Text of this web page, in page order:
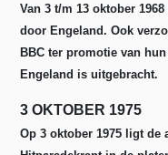
Van 3 t/m 13 oktober
door Engeland. Ook
BBC ter promotie van
Engeland is uitgebracht.
3 OKTOBER 1975
Op 3 oktober 1975 ligt de